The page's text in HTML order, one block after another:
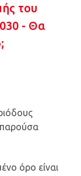
του
- Θα
παρούσα
όρο είναι